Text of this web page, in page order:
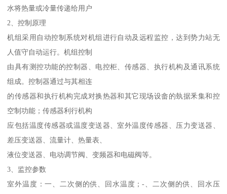
水将热量或冷量传递给用户
2、控制原理
机组采用自动控制系统对机组进行自动及远程监控，达到势力站无
人值守自动运行。机组控制
由具有测控功能的控制器、电控柜、传感器、执行机构及通讯系统
组成。控制器通过与其相连
的传感器和执行机构完成对换热器和其它现场设畲的埶据釆集和控
空制功能；传感器利行机构
应包括温度传感器或温度变送器、室外温度传感器、压力变送器、
差压变送器、流量计、热量表、
液位变送器、电动调节阀、变频器和电磁阀等。
3、监控参数
室外温度：一、二次侧的供、回水温度；-、二次侧的供、回水压